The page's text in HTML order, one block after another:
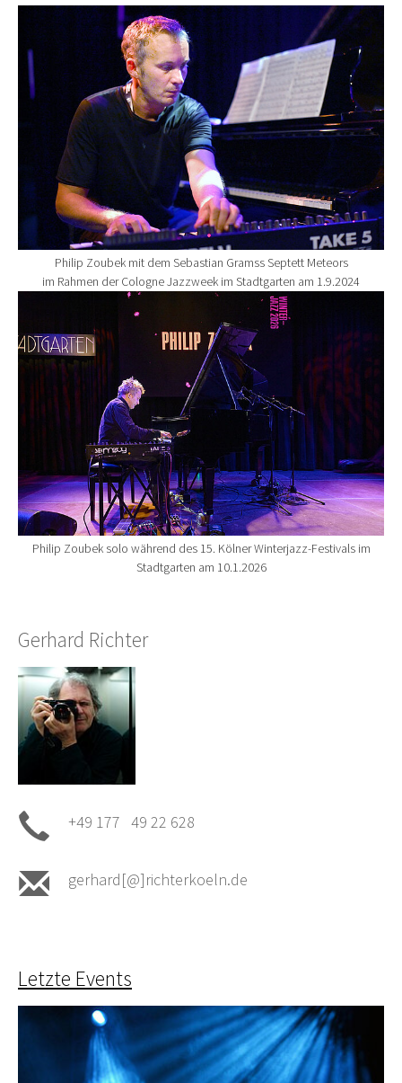
Show larger version for:
Philip Zoubek mit dem Sebastian Gramss Septett Meteors
im Rahmen der Cologne Jazzweek im Stadtgarten am 1.9.2024
Show larger version for:
Philip Zoubek solo während des 15. Kölner Winterjazz-Festivals im
Stadtgarten am 10.1.2026
Gerhard Richter
+49 177 49 22 628
gerhard[@]richterkoeln.de
Letzte Events